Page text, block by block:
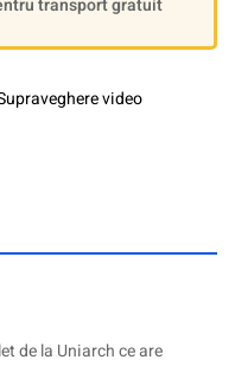
transport gratuit
video
de la Uniarch ce are